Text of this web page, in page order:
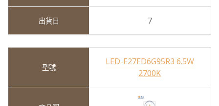
7
LED-E27ED6G95R3 6.5W
2700K